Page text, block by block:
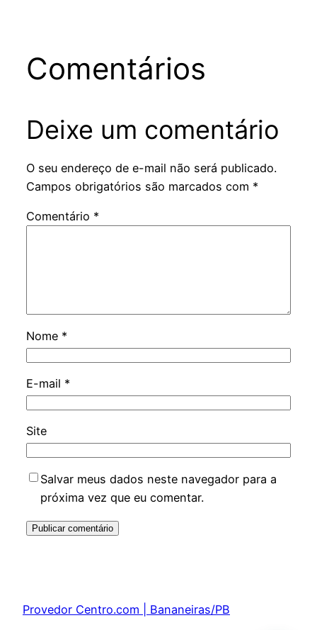
Comentários
Deixe um comentário
O seu endereço de e-mail não será publicado.
Campos obrigatórios são marcados com *
Comentário *
Nome *
E-mail *
Site
Salvar meus dados neste navegador para a
próxima vez que eu comentar.
Provedor Centro.com | Bananeiras/PB